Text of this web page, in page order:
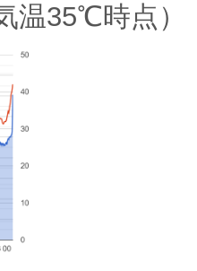
温35℃時点）